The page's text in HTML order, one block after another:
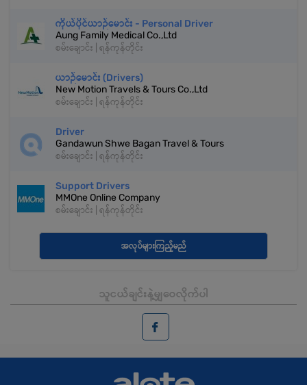
ကိုယ်ပိုင်ယာဉ်မောင်း - Personal Driver
Aung Family Medical Co.,Ltd
စမ်းချောင်း | ရန်ကုန်တိုင်း
ယာဉ်မောင်း (Drivers)
New Motion Travels & Tours Co.,Ltd
စမ်းချောင်း | ရန်ကုန်တိုင်း
Driver
Gandawun Shwe Bagan Travel & Tours
စမ်းချောင်း | ရန်ကုန်တိုင်း
Support Drivers
MMOne Online Company
စမ်းချောင်း | ရန်ကုန်တိုင်း
အလုပ်များကြည့်မည်
သူငယ်ချင်းနဲ့မျှဝေလိုက်ပါ